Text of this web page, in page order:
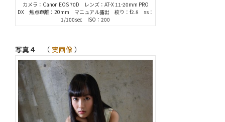
カメラ：Canon EOS 70D レンズ：AT-X 11-20mm PRO
DX 焦点距離：20mm マニュアル露出 絞り：f2.8 ss：
1/100sec ISO：200
写真４ （ 実画像 ）